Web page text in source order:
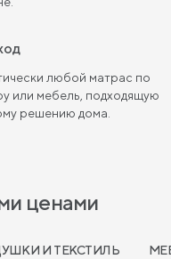
любой матрас по
или мебель, подходящую
решению дома.
ценами
И ТЕКСТИЛЬ